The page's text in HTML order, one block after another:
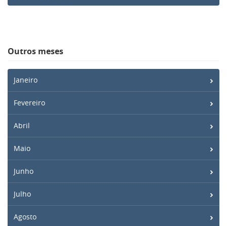
Outros meses
Janeiro
Fevereiro
Abril
Maio
Junho
Julho
Agosto